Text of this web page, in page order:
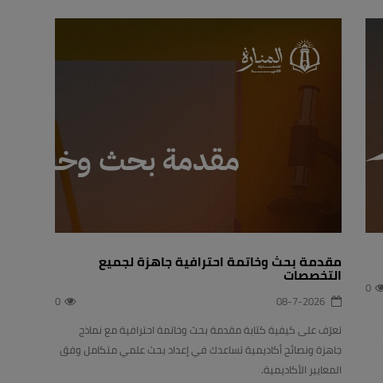
0
مقدمة بحث وخاتمة احترافية جاهزة لجميع
التخصصات
0
تعرّف على كيفية كتابة مقدمة بحث وخاتمة احترافية مع نماذج
جاهزة ونصائح أكاديمية تساعدك في إعداد بحث علمي متكامل وفق
المعايير الأكاديمية.